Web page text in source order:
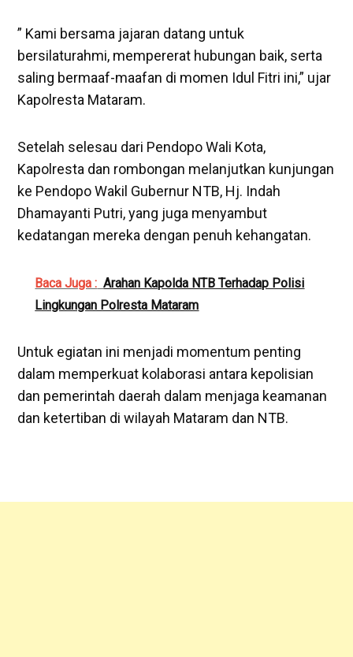
” Kami bersama jajaran datang untuk
bersilaturahmi, mempererat hubungan baik, serta
saling bermaaf-maafan di momen Idul Fitri ini,” ujar
Kapolresta Mataram.
Setelah selesau dari Pendopo Wali Kota,
Kapolresta dan rombongan melanjutkan kunjungan
ke Pendopo Wakil Gubernur NTB, Hj. Indah
Dhamayanti Putri, yang juga menyambut
kedatangan mereka dengan penuh kehangatan.
Baca Juga : Arahan Kapolda NTB Terhadap Polisi
Lingkungan Polresta Mataram
Untuk egiatan ini menjadi momentum penting
dalam memperkuat kolaborasi antara kepolisian
dan pemerintah daerah dalam menjaga keamanan
dan ketertiban di wilayah Mataram dan NTB.